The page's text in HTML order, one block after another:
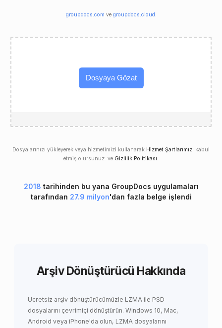
groupdocs.com ve groupdocs.cloud .
Dosyaya Gözat
Dosyalarınızı yükleyerek veya hizmetimizi kullanarak Hizmet Şartlarımızı kabul
etmiş olursunuz. ve Gizlilik Politikası.
2018 tarihinden bu yana GroupDocs uygulamaları
tarafından 27.9 milyon'dan fazla belge işlendi
Arşiv Dönüştürücü Hakkında
Ücretsiz arşiv dönüştürücümüzle LZMA ile PSD
dosyalarını çevrimiçi dönüştürün. Windows 10, Mac,
Android veya iPhone'da olun, LZMA dosyalarını